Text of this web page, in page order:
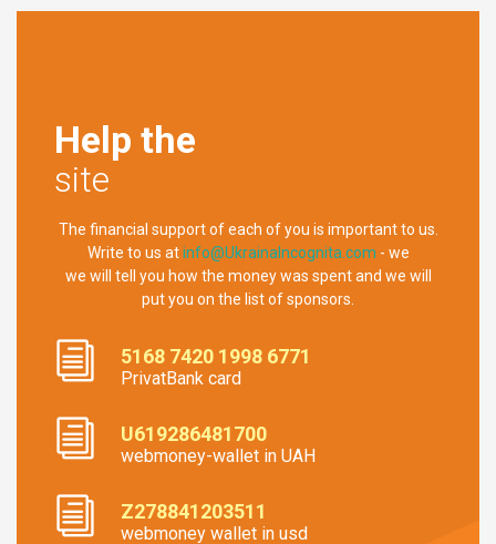
Help the
site
The financial support of each of you is important to us.
Write to us atinfo@UkrainaIncognita.com - we
we will tell you how the money was spent and we will
put you on the list of sponsors.
5168 7420 1998 6771
PrivatBank card
U619286481700
webmoney-wallet in UAH
Z278841203511
webmoney wallet in usd